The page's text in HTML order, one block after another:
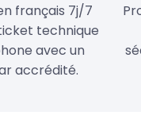
français 7j/7
technique
avec un
accrédité.